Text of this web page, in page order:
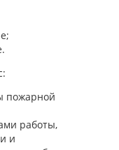
пожарной
работы,
и